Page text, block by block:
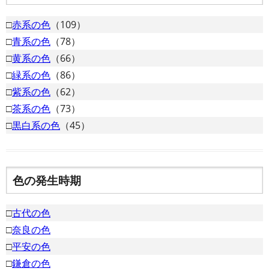
□赤系の色 （109）
□青系の色 （78）
□黄系の色 （66）
□緑系の色 （86）
□紫系の色 （62）
□茶系の色 （73）
□黒白系の色 （45）
色の発生時期
□古代の色
□奈良の色
□平安の色
□鎌倉の色